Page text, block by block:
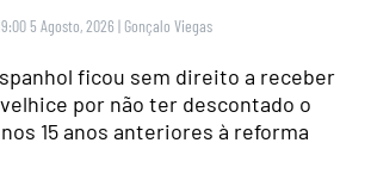
5 Agosto, 2026 | Gonçalo Viegas
ficou sem direito a receber
por não ter descontado o
15 anos anteriores à reforma